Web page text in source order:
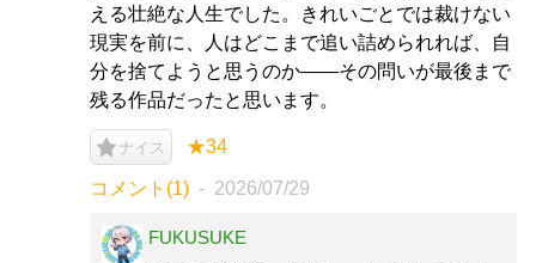
える壮絶な人生でした。きれいごとでは裁けない
現実を前に、人はどこまで追い詰められれば、自
分を捨てようと思うのか――その問いが最後まで
残る作品だったと思います。
ナイス ★34
コメント(1) 2026/07/29
FUKUSUKE